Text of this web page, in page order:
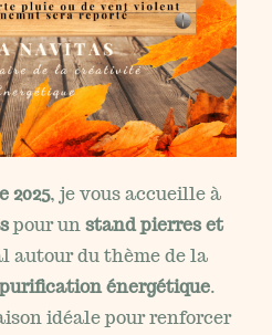
2025, je vous accueille à
pour unstand pierres et
autour du thème de la
énergétique.
idéale pour renforcer